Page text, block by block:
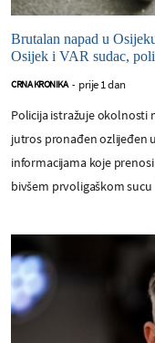
Brutalan napad u
Osijek i VAR sudac,
CRNA KRONIKA - prije 1 dan
Policija istražuje okolnosti
jutros pronađen ozlijeđen
informacijama koje
bivšem prvoligaškom